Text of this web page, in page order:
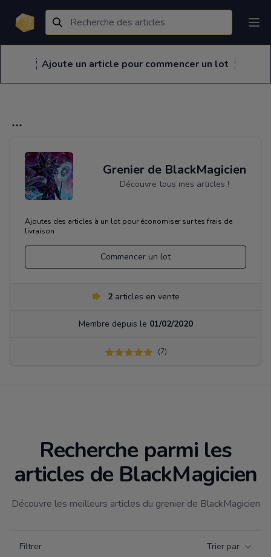
Grenier de BlackMagicien
Découvre tous mes articles !
Ajoutes des articles à un lot pour économiser sur tes frais de
livraison
Commencer un lot
2articles en vente
Membre depuis le 01/02/2020
(7)
Recherche parmi les
articles de BlackMagicien
Découvre les meilleurs articles du grenier de BlackMagicien
Filtrer Trier par
Ajoute un article pour commencer un lot